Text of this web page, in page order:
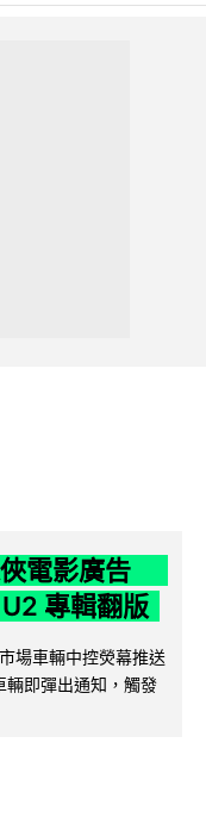
電影廣告
專輯翻版
場車輛中控熒幕推送
輛即彈出通知，觸發